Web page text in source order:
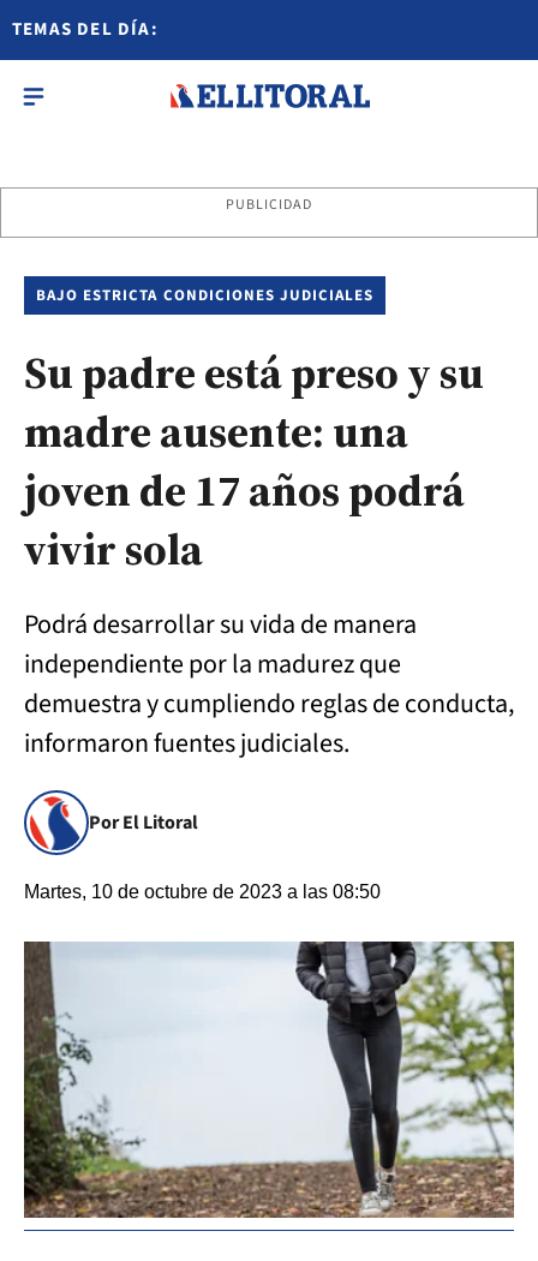
TEMAS DEL DÍA:
PUBLICIDAD
BAJO ESTRICTA CONDICIONES JUDICIALES
Su padre está preso y su
madre ausente: una
joven de 17 años podrá
vivir sola
Podrá desarrollar su vida de manera
independiente por la madurez que
demuestra y cumpliendo reglas de conducta,
informaron fuentes judiciales.
Por El Litoral
Martes, 10 de octubre de 2023 a las 08:50